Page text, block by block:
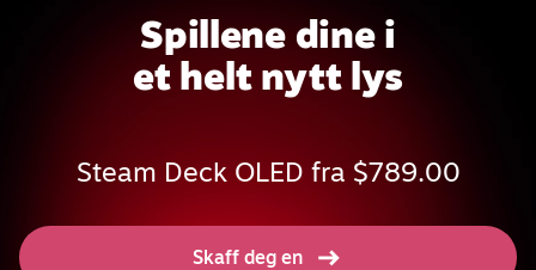
Dokkingstasjon
Deck Verified
Tekniske spesifikasjoner
Spillene dine i
et helt nytt lys
Steam Deck OLED fra $789.00
Skaff deg en